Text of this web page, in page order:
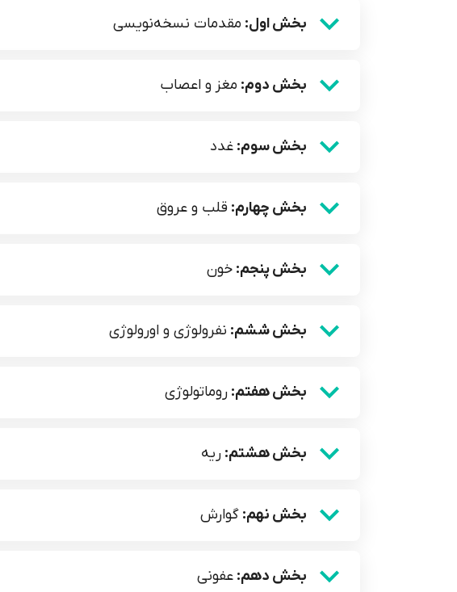
بخش اول: مقدمات نسخه‌نویسی
بخش دوم: مغز و اعصاب
بخش سوم: غدد
بخش چهارم: قلب و عروق
بخش پنجم: خون
بخش ششم: نفرولوژی و اورولوژی
بخش هفتم: روماتولوژی
بخش هشتم: ریه
بخش نهم: گوارش
بخش دهم: عفونی